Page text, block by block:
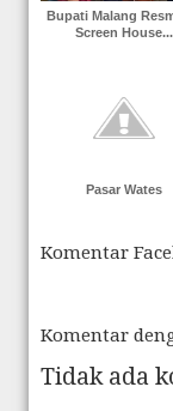
Bupati Malang
Screen House...
Pasar Wates
Komentar
Komentar
Tidak ada